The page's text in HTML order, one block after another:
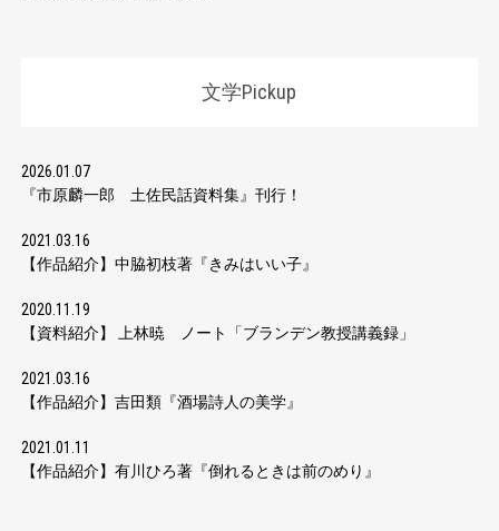
文学Pickup
2026.01.07
『市原麟一郎 土佐民話資料集』刊行！
2021.03.16
【作品紹介】中脇初枝著『きみはいい子』
2020.11.19
【資料紹介】 上林暁 ノート「ブランデン教授講義録」
2021.03.16
【作品紹介】吉田類『酒場詩人の美学』
2021.01.11
【作品紹介】有川ひろ著『倒れるときは前のめり』